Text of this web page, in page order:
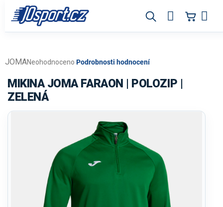
obsah
Průměrné
produktu
je
0,0
Neohodnoceno Podrobnosti hodnocení
JOMA
MIKINA JOMA FARAON | POLOZIP |
ZELENÁ